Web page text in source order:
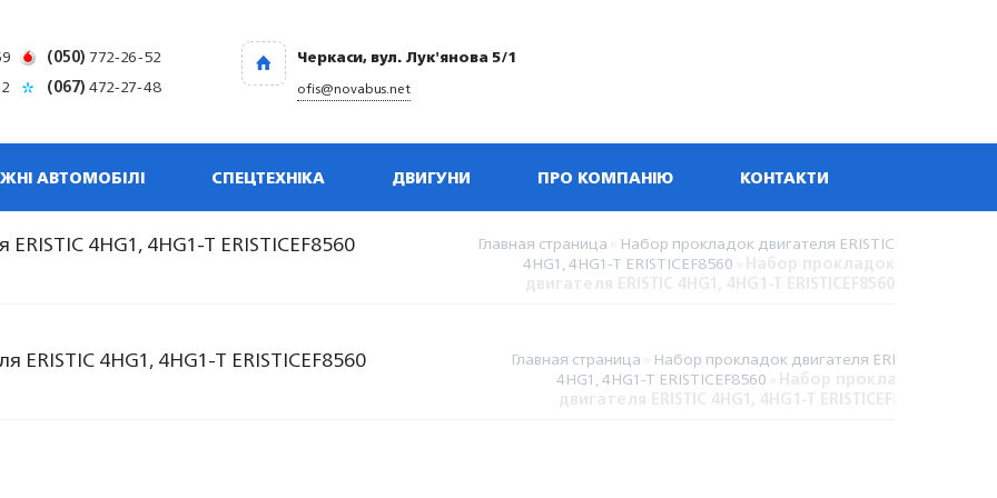
(050) 772-26-52
(067)472-27-48
Черкаси, вул. Лук'янова 5/1
ofis@novabus.net
АВТОМОБІЛІ СПЕЦТЕХНІКА ДВИГУНИ ПРО КОМПАНІЮ КОНТАКТИ
4HG1, 4HG1-T ERISTICEF8560 Главная страница Набор прокладок двигателя ERISTIC
4HG1, 4HG1-T ERISTICEF8560
4HG1, 4HG1-T ERISTICEF8560 Главная страница Набор прокладок двигателя ERISTIC
4HG1, 4HG1-T ERISTICEF8560